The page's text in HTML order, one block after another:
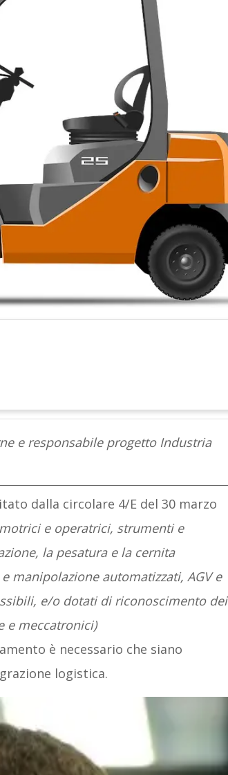
e responsabile progetto Industria
dalla circolare 4/E del 30 marzo
e operatrici, strumenti e
la pesatura e la cernita
manipolazione automatizzati, AGV e
e/o dotati di riconoscimento dei
e meccatronici)
è necessario che siano
logistica.